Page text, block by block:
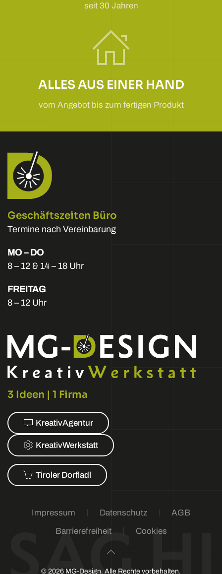
seit 30 Jahren
ALLES AUS EINER HAND
vom Angebot bis zum fertigen Produkt
Geschäftszeiten Büro
Termine nach Vereinbarung
MO – DO
8 – 12 & 14 – 18 Uhr
FREITAG
8 – 12 Uhr
3 Ideen | 1 Firma
KreativAgentur
KreativWerkstatt
Tiroler Dorfladl
Impressum Datenschutz
AGB
Barrierefreiheit
Cookies
© 2026 MG-Design. Alle Rechte vorbehalten.